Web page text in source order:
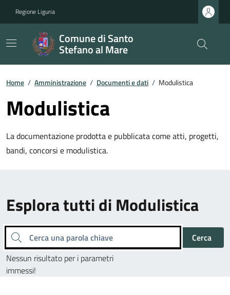
Regione Liguria
Comune di Santo
Stefano al Mare
Home / Amministrazione / Documenti e dati / Modulistica
Modulistica
La documentazione prodotta e pubblicata come atti, progetti,
bandi, concorsi e modulistica.
Esplora tutti di Modulistica
Cerca una parola chiave
Cerca
Nessun risultato per i parametri
immessi!